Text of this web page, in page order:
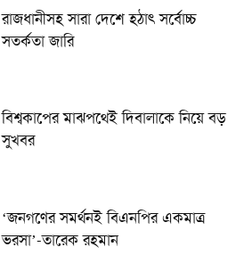
রাজধানীসহ সারা দেশে হঠাৎ সর্বোচ্চ
সতর্কতা জা‌রি
বিশ্বকাপের মাঝপথেই দিবালাকে নিয়ে বড়
সুখবর
‘জনগণের সমর্থনই বিএনপির একমাত্র
ভরসা’-তারেক রহমান